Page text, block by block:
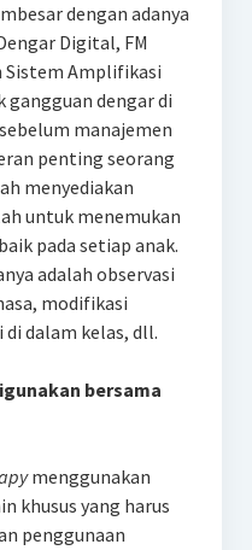
dengan adanya
Digital, FM
Sistem Amplifikasi
gangguan dengar di
manajemen
penting seorang
menyediakan
untuk menemukan
pada setiap anak.
adalah observasi
modifikasi
dalam kelas, dll.
bersama
menggunakan
khusus yang harus
penggunaan